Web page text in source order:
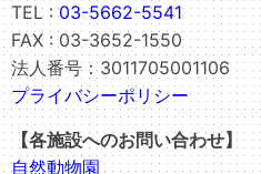
TEL :03-5662-5541
FAX : 03-3652-1550
法人番号：3011705001106
プライバシーポリシー
【各施設へのお問い合わせ】
自然動物園